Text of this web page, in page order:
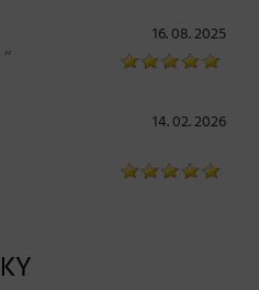
16. 08. 2025
“
14. 02. 2026